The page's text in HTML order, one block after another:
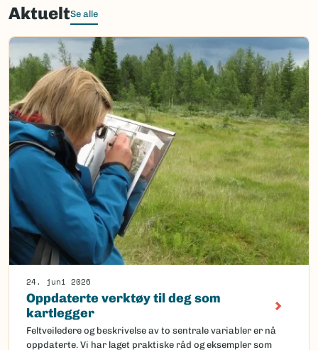
AktueltSe alle
24. juni 2026
Oppdaterte verktøy til deg som
kartlegger
Feltveiledere og beskrivelse av to sentrale variabler er nå
oppdaterte. Vi har laget praktiske råd og eksempler som